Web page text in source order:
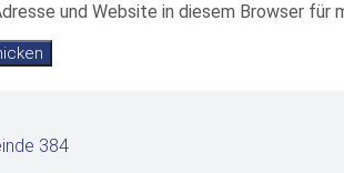
und Website in diesem Browser für
384